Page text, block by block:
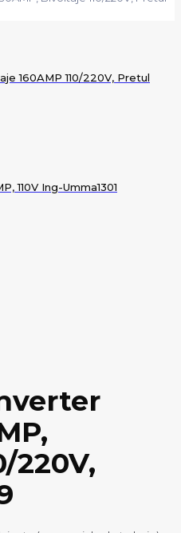
160AMP 110/220V, Pretul
110V Ing-Umma1301
220V,